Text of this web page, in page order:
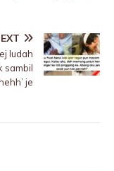
Iudah
sambil
je